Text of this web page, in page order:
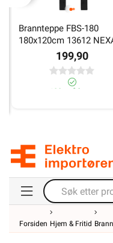
Brannteppe FBS-180
180x120cm 13612
199,90
100+ på lager
Forsiden Hjem & Fritid